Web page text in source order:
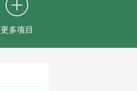
更多项目